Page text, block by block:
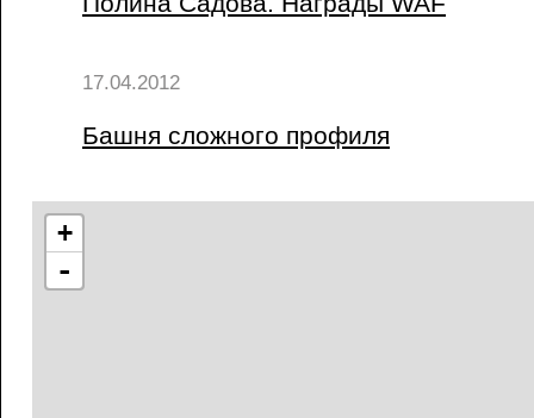
17.04.2012
Башня сложного профиля
+
-